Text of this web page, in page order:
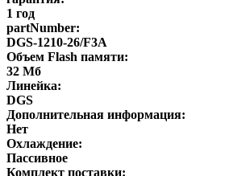
1 год
partNumber:
DGS-1210-26/F3A
Объем Flash памяти:
32 Мб
Линейка:
DGS
Дополнительная информация:
Нет
Охлаждение:
Пассивное
Комплект поставки: